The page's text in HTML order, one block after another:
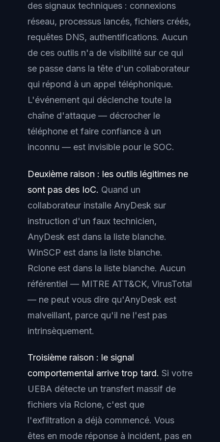
des signaux techniques : connexions
réseau, processus lancés, fichiers créés,
requêtes DNS, authentifications. Aucun
de ces outils n'a de visibilité sur ce qui
se passe dans la tête d'un collaborateur
qui répond à un appel téléphonique.
L'événement qui déclenche toute la
chaîne d'attaque — décrocher le
téléphone et faire confiance à un
inconnu — est invisible pour le SOC.
Deuxième raison : les outils légitimes ne
sont pas des IoC. Quand un
collaborateur installe AnyDesk sur
instruction d'un faux technicien,
AnyDesk est dans la liste blanche.
WinSCP est dans la liste blanche.
Rclone est dans la liste blanche. Aucun
référentiel — MITRE ATT&CK, VirusTotal
— ne peut vous dire qu'AnyDesk est
malveillant, parce qu'il ne l'est pas
intrinsèquement.
Troisième raison : le signal
comportemental arrive trop tard. Si votre
UEBA détecte un transfert massif de
fichiers via Rclone, c'est que
l'exfiltration a déjà commencé. Vous
êtes en mode réponse à incident, pas en